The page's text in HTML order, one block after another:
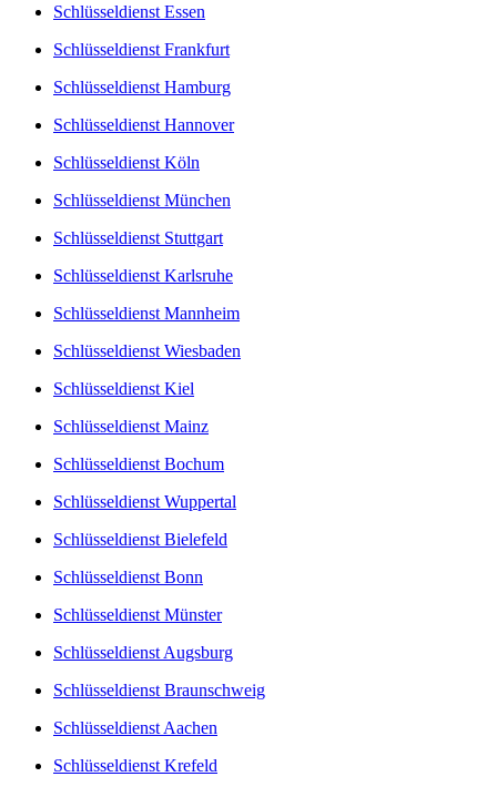
Schlüsseldienst Essen
Schlüsseldienst Frankfurt
Schlüsseldienst Hamburg
Schlüsseldienst Hannover
Schlüsseldienst Köln
Schlüsseldienst München
Schlüsseldienst Stuttgart
Schlüsseldienst Karlsruhe
Schlüsseldienst Mannheim
Schlüsseldienst Wiesbaden
Schlüsseldienst Kiel
Schlüsseldienst Mainz
Schlüsseldienst Bochum
Schlüsseldienst Wuppertal
Schlüsseldienst Bielefeld
Schlüsseldienst Bonn
Schlüsseldienst Münster
Schlüsseldienst Augsburg
Schlüsseldienst Braunschweig
Schlüsseldienst Aachen
Schlüsseldienst Krefeld